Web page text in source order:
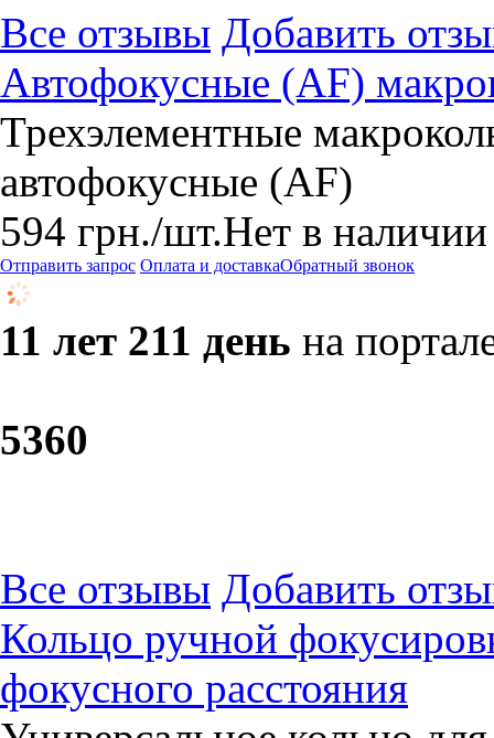
Все отзывы Добавить
Автофокусные (AF)
Трехэлементные
автофокусные (AF)
594 грн./шт.Нет в наличии
Отправить запрос Оплата и доставкаОбратный звонок
11 лет 211 день на
5360
Все отзывы Добавить
Кольцо ручной
фокусного расстояния